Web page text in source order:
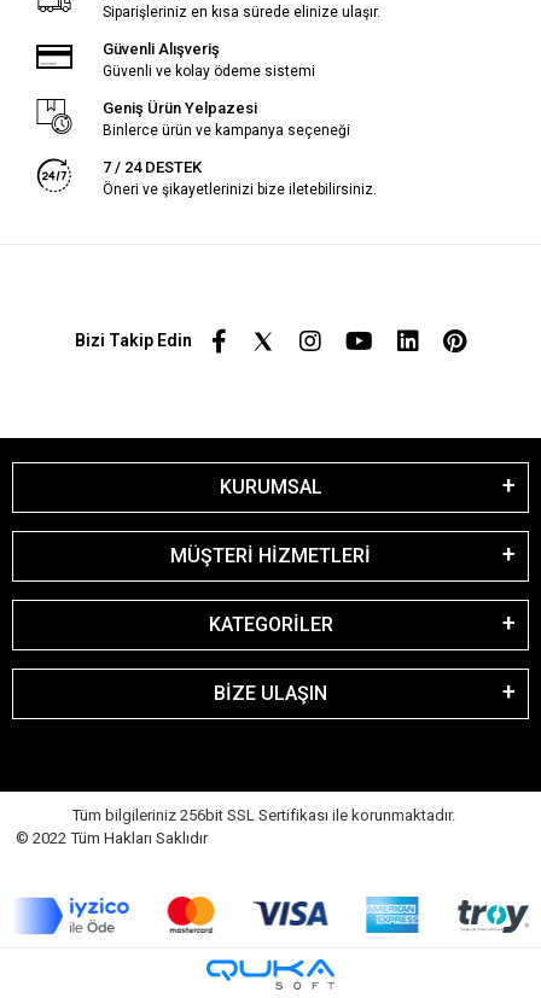
Siparişleriniz en kısa sürede elinize ulaşır.
Güvenli Alışveriş
Güvenli ve kolay ödeme sistemi
Geniş Ürün Yelpazesi
Binlerce ürün ve kampanya seçeneği
7 / 24 DESTEK
Öneri ve şikayetlerinizi bize iletebilirsiniz.
Bizi Takip Edin
KURUMSAL
MÜŞTERİ HİZMETLERİ
KATEGORİLER
BİZE ULAŞIN
Tüm bilgileriniz 256bit SSL Sertifikası ile korunmaktadır.
© 2022 Tüm Hakları Saklıdır